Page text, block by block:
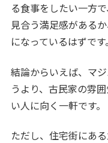
る食事をしたい一方
見合う満足感がある
になっているはずです。
結論からいえば、マ
うより、古民家の雰
い人に向く一軒です。
ただし、住宅街にあ